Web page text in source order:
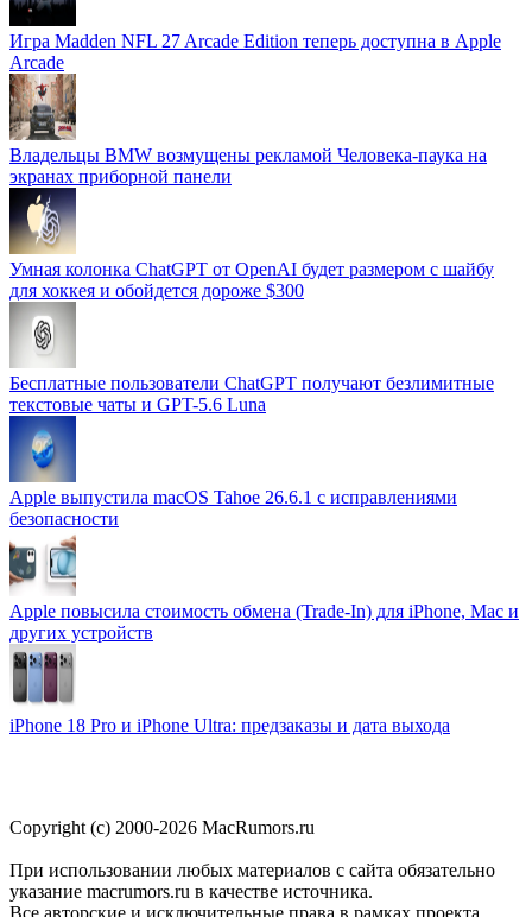
Игра Madden NFL 27 Arcade Edition теперь доступна в Apple
Arcade
Владельцы BMW возмущены рекламой Человека-паука на
экранах приборной панели
Умная колонка ChatGPT от OpenAI будет размером с шайбу
для хоккея и обойдется дороже $300
Бесплатные пользователи ChatGPT получают безлимитные
текстовые чаты и GPT-5.6 Luna
Apple выпустила macOS Tahoe 26.6.1 с исправлениями
безопасности
Apple повысила стоимость обмена (Trade-In) для iPhone, Mac и
других устройств
iPhone 18 Pro и iPhone Ultra: предзаказы и дата выхода
Copyright (c) 2000-2026 MacRumors.ru
При использовании любых материалов с сайта обязательно
указание macrumors.ru в качестве источника.